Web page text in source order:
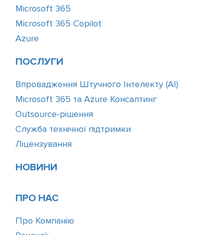
Microsoft 365
Microsoft 365 Copilot
Azure
ПОСЛУГИ
Впровадження Штучного Інтелекту (АІ)
Microsoft 365 та Azure Консалтинг
Outsource-рішення
Служба технічної підтримки
Ліцензування
НОВИНИ
ПРО НАС
Про Компанію